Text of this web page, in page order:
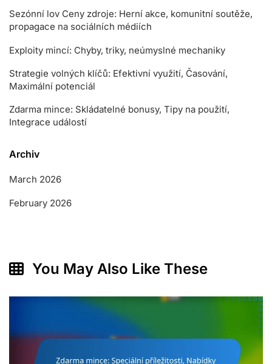
Sezónní lov Ceny zdroje: Herní akce, komunitní soutěže,
propagace na sociálních médiích
Exploity mincí: Chyby, triky, neúmyslné mechaniky
Strategie volných klíčů: Efektivní využití, Časování,
Maximální potenciál
Zdarma mince: Skládatelné bonusy, Tipy na použití,
Integrace událostí
Archiv
March 2026
February 2026
You May Also Like These